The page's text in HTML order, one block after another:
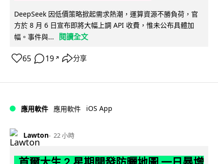
DeepSeek 因低價策略掀起需求熱潮，運算資源不勝負荷，官
方於 8 月 6 日宣布即將大幅上調 API 收費，惟未公布具體加
幅。事件與...
閱讀全文
65 19 ↗ 分享
應用軟件 應用軟件 iOS App
Lawton 22 小時